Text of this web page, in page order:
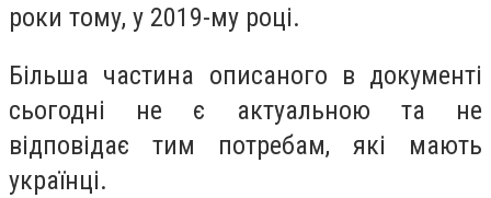
роки тому, у 2019-му році.
Більша частина описаного в документі
сьогодні не є актуальною та не
відповідає тим потребам, які мають
українці.